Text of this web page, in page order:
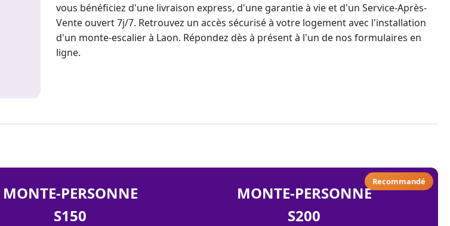
vous bénéficiez d'une livraison express, d'une garantie à vie et d'un Service-Après-
Vente ouvert 7j/7. Retrouvez un accès sécurisé à votre logement avec l'installation
d'un monte-escalierà Laon. Répondez dès à présent à l'un de nos formulaires en
ligne.
MONTE-PERSONNE
S150
MONTE-PERSONNE
S200
Recommandé